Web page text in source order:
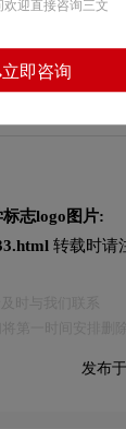
中外的黑瞎子
地，是国家重
起的地方。
志logo图片:
转载时请
发布
欢迎直接咨询三文
立即咨询